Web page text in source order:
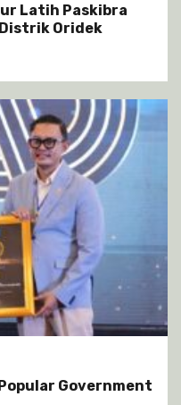
Latih Paskibra
Distrik Oridek
Government